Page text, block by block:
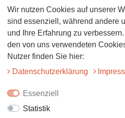
Folgt uns auf
Folgt uns auf
Wir nutzen Cookies auf unserer
sind essenziell, während andere
und Ihre Erfahrung zu
den von uns verwendeten
Nutzer finden Sie hier:
Daten­schutz­erklärung
Essenziell
Statistik